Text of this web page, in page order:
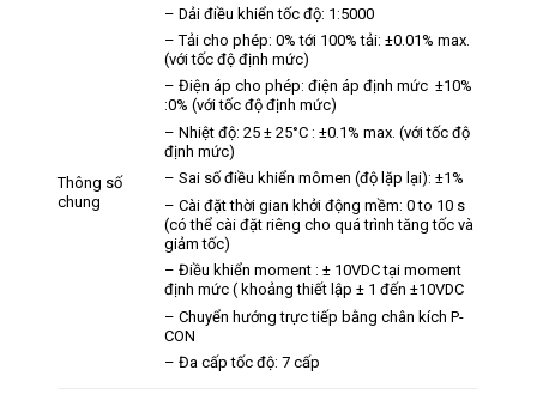
Thông số
chung
– Dải điều khiển tốc độ: 1:5000
– Tải cho phép: 0% tới 100% tải: ±0.01% max.
(với tốc độ định mức)
– Điện áp cho phép: điện áp định mức ±10%​
:0% (với tốc độ định mức)​
– Nhiệt độ: 25 ± 25°C : ±0.1% max. (với tốc độ
định mức)​​
– Sai số điều khiển mômen (độ lặp lại): ±1%
– Cài đặt thời gian khởi động mềm: 0 to 10 s
(có thể cài đặt riêng cho quá trình tăng tốc và
giảm tốc)
– Điều khiển moment : ± 10VDC tại moment
định mức ( khoảng thiết lập ± 1 đến ±10VDC
– Chuyển hướng trực tiếp bằng chân kích P-
CON
– Đa cấp tốc độ: 7 cấp